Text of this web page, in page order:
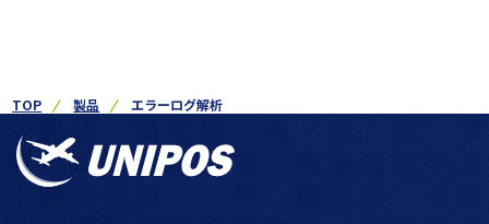
TOP 製品 エラーログ解析